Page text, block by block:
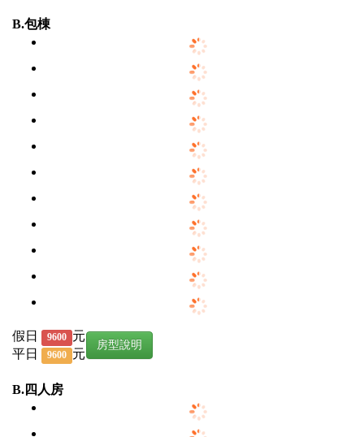
B.包棟
假日 9600 元
平日
9600 元
房型說明
B.四人房